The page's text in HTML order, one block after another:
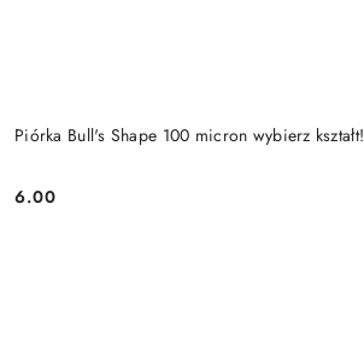
Piórka Bull's Shape 100 micron wybierz kształt!
Cena:
6.00